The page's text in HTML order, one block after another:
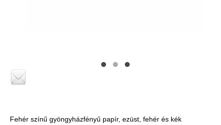
Fehér színű gyöngyházfényű papír, ezüst, fehér és kék